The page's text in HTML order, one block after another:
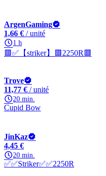
ArgenGaming
1,66 € / unité
1 h
🟥✅【striker】🟥2250R🟥
Trove
11,77 € / unité
20 min.
Cupid Bow
JinKaz
4,45 €
20 min.
✅✅Striker✅✅2250R